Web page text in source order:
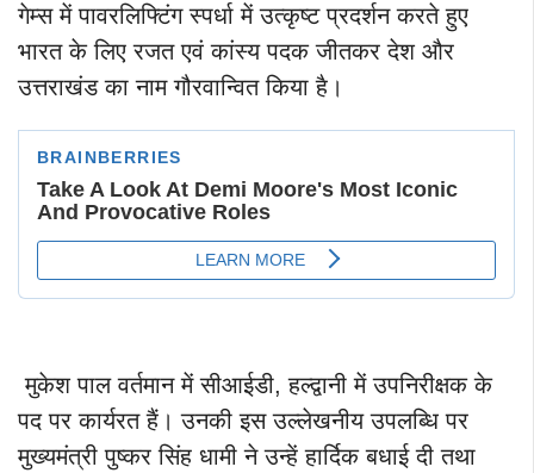
गेम्स में पावरलिफ्टिंग स्पर्धा में उत्कृष्ट प्रदर्शन करते हुए
भारत के लिए रजत एवं कांस्य पदक जीतकर देश और
उत्तराखंड का नाम गौरवान्वित किया है।
मुकेश पाल वर्तमान में सीआईडी, हल्द्वानी में उपनिरीक्षक के
पद पर कार्यरत हैं। उनकी इस उल्लेखनीय उपलब्धि पर
मुख्यमंत्री पुष्कर सिंह धामी ने उन्हें हार्दिक बधाई दी तथा